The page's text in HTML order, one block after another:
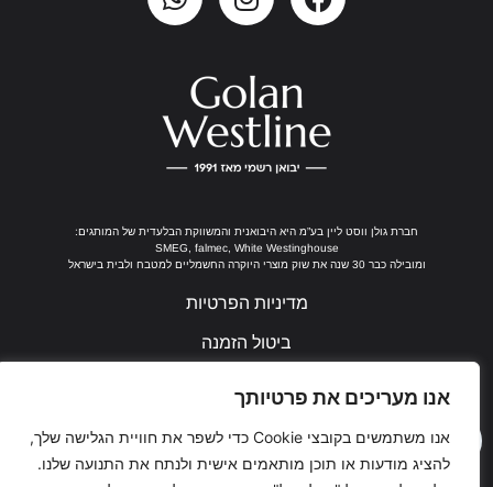
אנו מעריכים את פרטיותך
אנו משתמשים בקובצי Cookie כדי לשפר את חוויית הגלישה שלך,
להציג מודעות או תוכן מותאמים אישית ולנתח את התנועה שלנו.
חברת גולן ווסט ליין בע”מ היא היבואנית והמשווקת הבלעדית של המותגים:
SMEG, falmec, White Westinghouse
ומובילה כבר 30 שנה את שוק מוצרי היוקרה החשמליים למטבח ולבית בישראל
מדיניות הפרטיות
ביטול הזמנה